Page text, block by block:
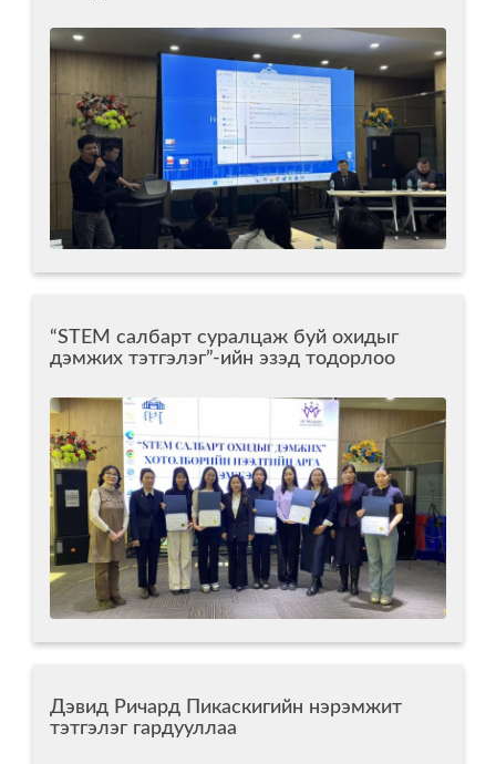
“STEM салбарт суралцаж буй охидыг
дэмжих тэтгэлэг”-ийн эзэд тодорлоо
Дэвид Ричард Пикаскигийн нэрэмжит
тэтгэлэг гардууллаа